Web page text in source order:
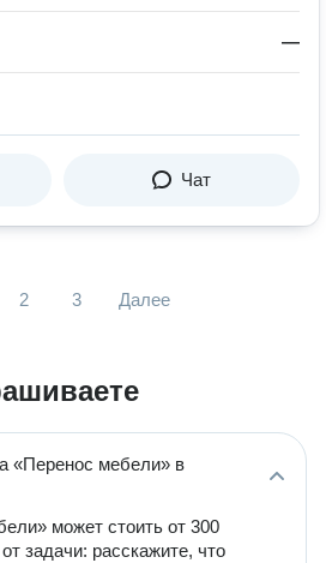
—
Чат
2 3 Далее
«Перенос мебели» в
может стоить от 300
задачи: расскажите, что